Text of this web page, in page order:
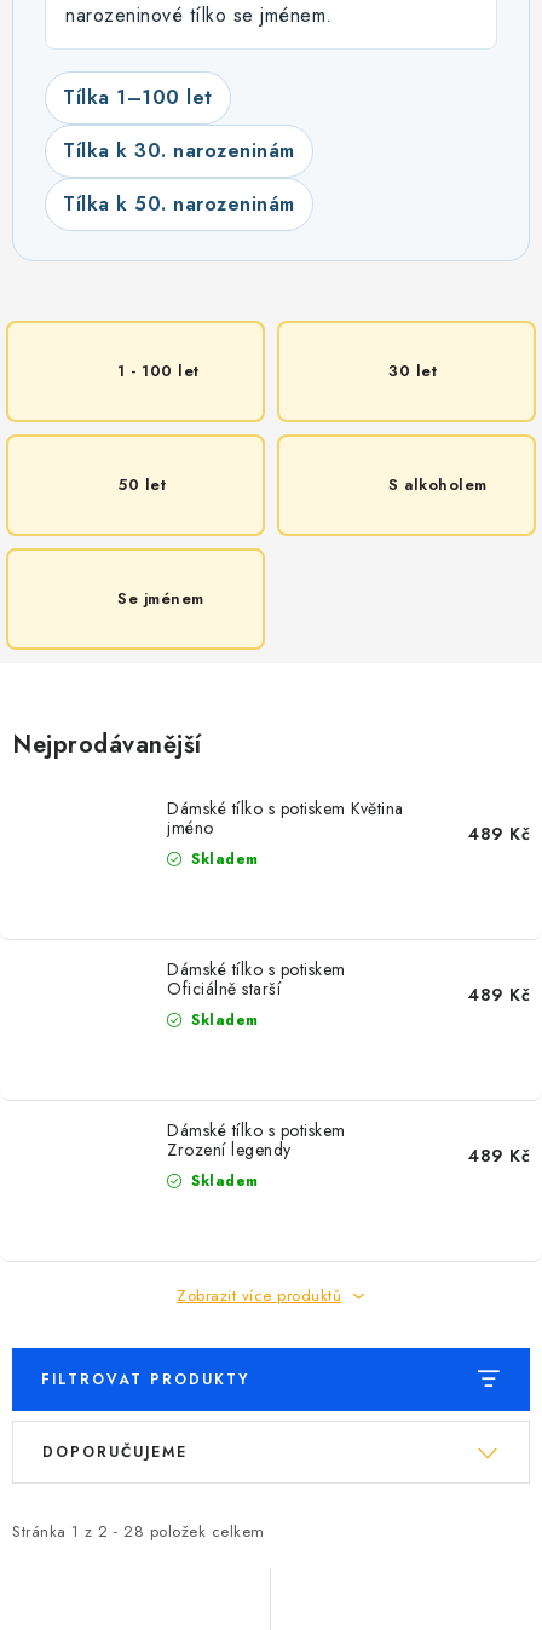
narozeninové tílko se jménem.
Tílka 1–100 let
Tílka k 30. narozeninám
Tílka k 50. narozeninám
1 - 100 let 30 let
50 let S alkoholem
Se jménem
Nejprodávanější
Dámské tílko s potiskem Květina
jméno
Skladem
489 Kč
Dámské tílko s potiskem
Oficiálně starší
Skladem
489 Kč
Dámské tílko s potiskem
Zrození legendy
Skladem
489 Kč
Zobrazit více produktů
FILTROVAT PRODUKTY
V
i
Stránka 1 z 2 - 28 položek celkem
Ř
e
DOPORUČUJEME